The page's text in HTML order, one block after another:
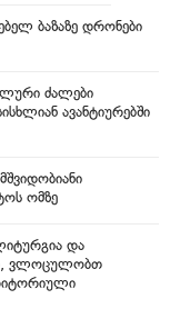
ბაზაზე დრონები
ძალები
ავანტიურებში
ომზე
და
ვლოცულობთ